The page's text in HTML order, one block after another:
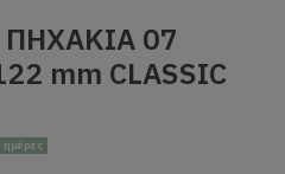
ΠΗΧΑΚΙΑ 07
mm CLASSIC